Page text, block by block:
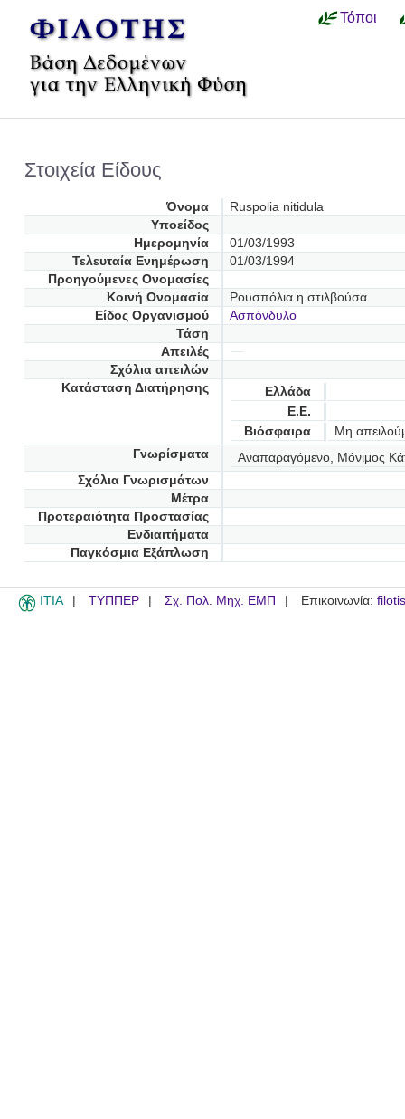
Τόποι
Στοιχεία Είδους
Όνομα
Ruspolia nitidula
Υποείδος
Ημερομηνία
01/03/1993
Τελευταία Ενημέρωση
01/03/1994
Προηγούμενες Oνομασίες
Κοινή Ονομασία
Ρουσπόλια η στιλβούσα
Είδος Οργανισμού
Ασπόνδυλο
Τάση
Απειλές
Σχόλια απειλών
Κατάσταση Διατήρησης
Ελλάδα
Ε.Ε.
Βιόσφαιρα
Μη
Γνωρίσματα
Αναπαραγόμενο, Μόνιμος
Σχόλια Γνωρισμάτων
Μέτρα
Προτεραιότητα Προστασίας
Ενδιαιτήματα
Παγκόσμια Εξάπλωση
ITIA ΤΥΠΠΕΡ Σχ. Πολ. Μηχ. ΕΜΠ Επικοινωνία: